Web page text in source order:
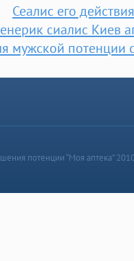
Сеалис его действия
сиалис Киев
мужской потенции
потенции “Моя аптека”